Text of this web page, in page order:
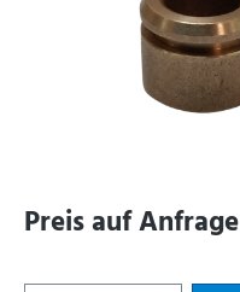
Preis auf Anfrage